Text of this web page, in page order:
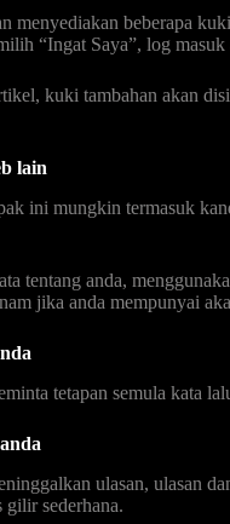
menyediakan beberapa
“Ingat Saya”, log
kuki tambahan akan
lain
ini mungkin termasuk
tentang anda,
jika anda mempunyai
tetapan semula kata
ulasan, ulasan
gilir sederhana.